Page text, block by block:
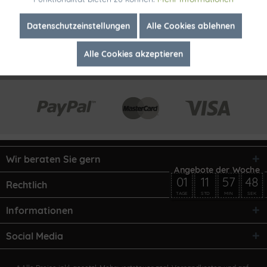
Wir beraten Sie gern
Rechtlich
Informationen
Social Media
Marketing Inaktiv
Datenschutzeinstellungen Alle Cookies ablehnen
Alle Cookies akzeptieren
01
TAGE
11
STD
57
MIN
48
SEK